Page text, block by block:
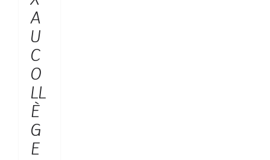
A
U
C
O
LL
È
G
E